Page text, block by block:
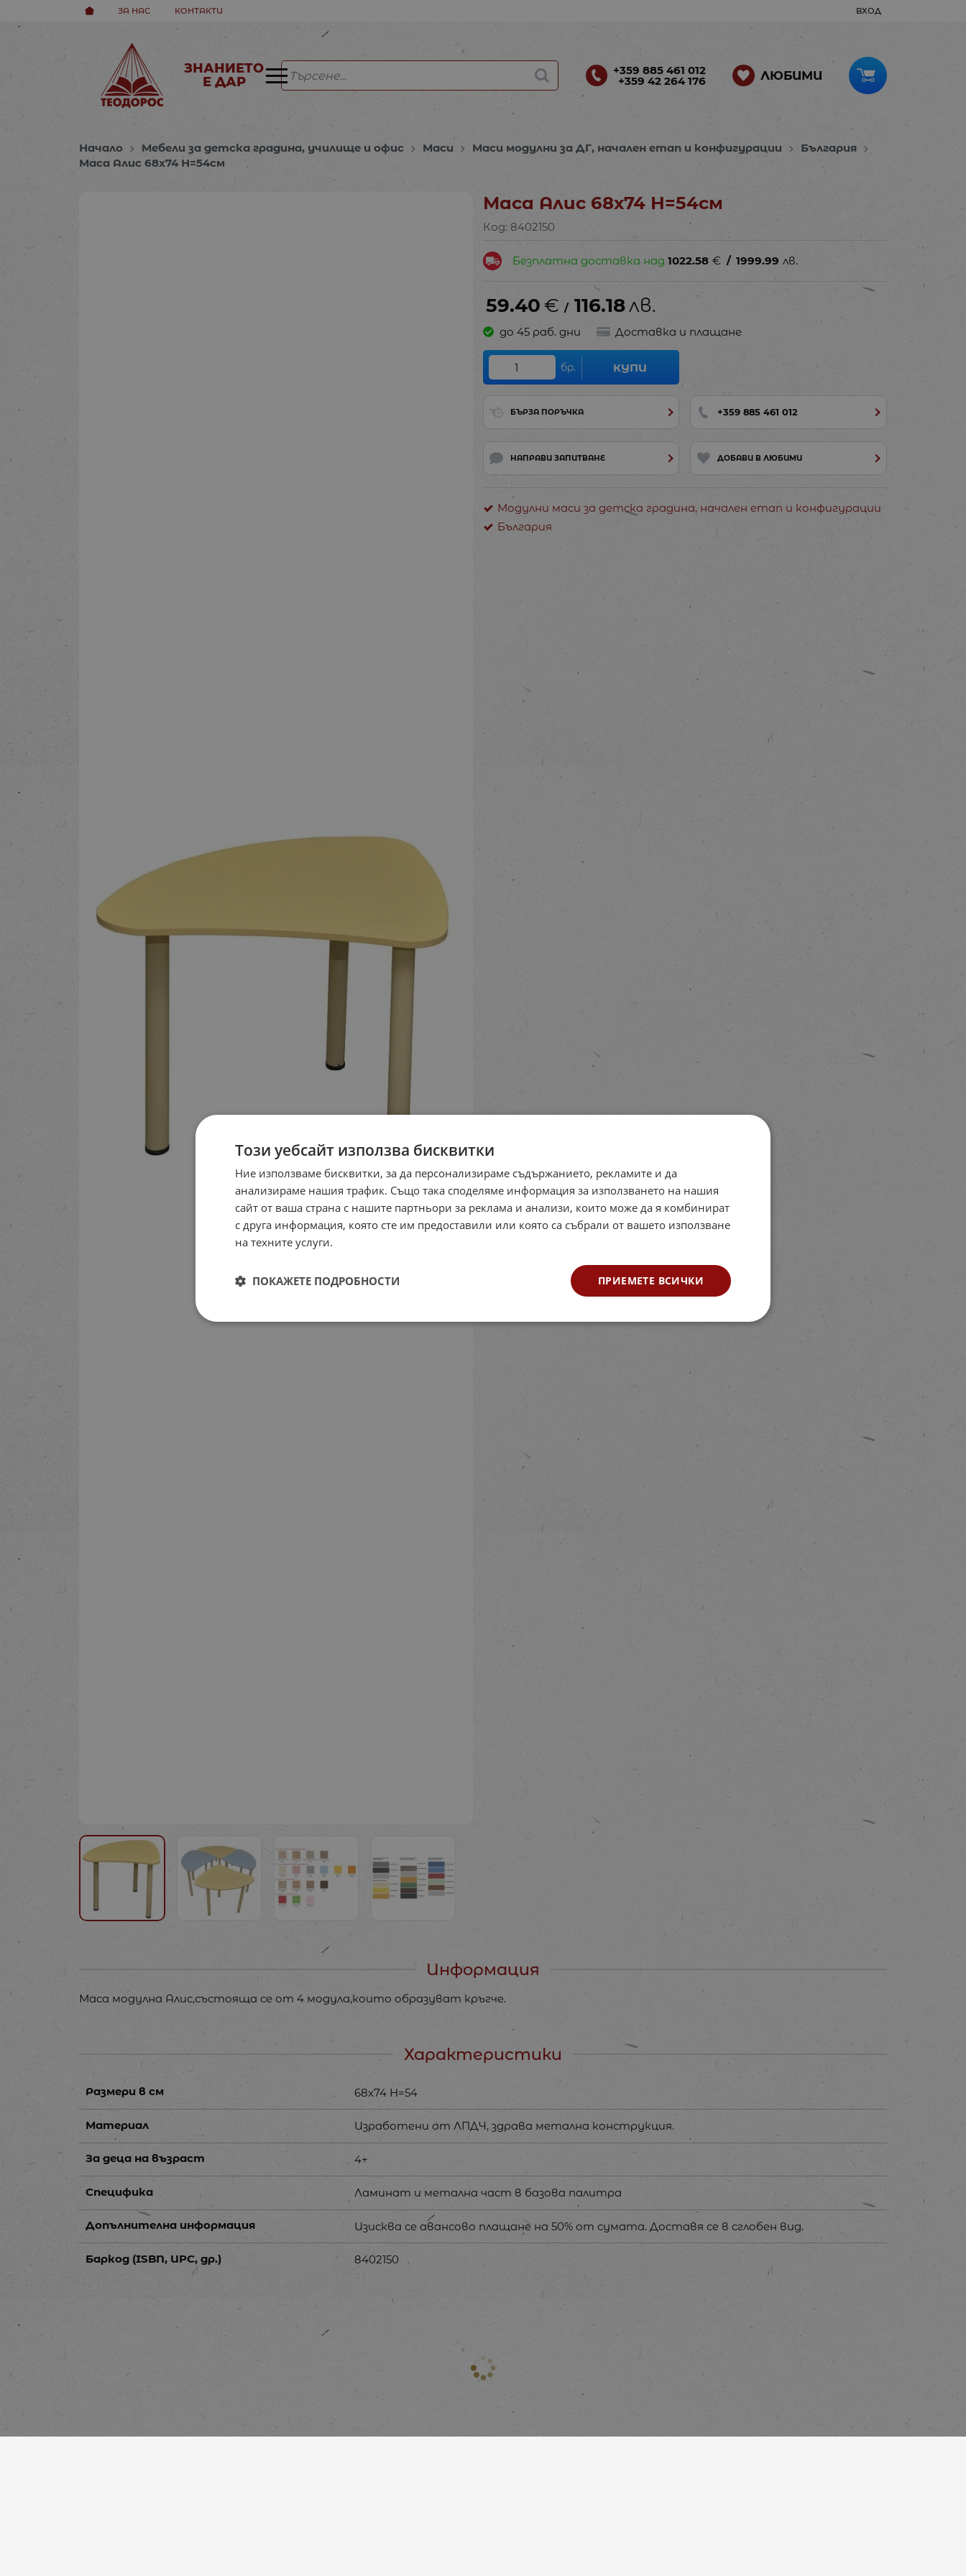
ЗА НАС КОНТАКТИ ВХОД
ЗНАНИЕТО
Е ДАР
+359 885 461 012
+359 42 264 176 ЛЮБИМИ
Начало Мебели за детска градина, училище и офис Маси Маси модулни за ДГ, начален етап и конфигурации
България
Маса Алис 68х74 Н=54см
Маса Алис 68х74 Н=54см
Код: 8402150
Безплатна доставка над1022.58 € / 1999.99 лв.
59.40€ / 116.18лв.
до 45 раб. дни Доставка и плащане
бр. КУПИ
БЪРЗА ПОРЪЧКА +359 885 461 012
НАПРАВИ ЗАПИТВАНЕ ДОБАВИ В ЛЮБИМИ
Модулни маси за детска градина, начален етап и конфигурации
България
Информация
Маса модулна Алис,състояща се от 4 модула,които образуват кръгче.
Характеристики
Размери в см 68х74 Н=54
Материал Изработени от ЛПДЧ, здрава метална конструкция.
За деца на възраст 4+
Специфика Ламинат и метална част в базова палитра
Допълнителна информация Изисква се авансово плащане на 50% от сумата. Доставя се в сглобен вид.
Баркод (ISBN, UPC, др.) 8402150
Този уебсайт използва бисквитки
Ние използваме бисквитки, за да персонализираме съдържанието, рекламите и да
анализираме нашия трафик. Също така споделяме информация за използването на нашия
сайт от ваша страна с нашите партньори за реклама и анализи, които може да я комбинират
с друга информация, която сте им предоставили или която са събрали от вашето използване
на техните услуги.
ПРИЕМЕТЕ ВСИЧКИ
ПОКАЖЕТЕ ПОДРОБНОСТИ